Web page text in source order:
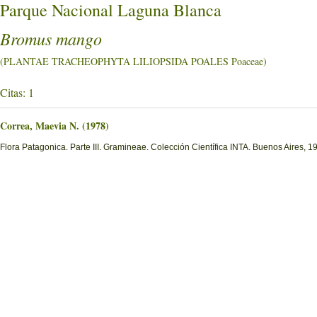
Parque Nacional Laguna Blanca
Bromus mango
(PLANTAE TRACHEOPHYTA LILIOPSIDA POALES Poaceae)
Citas: 1
Correa, Maevia N. (1978)
Flora Patagonica. Parte III. Gramineae. Colección Científica INTA. Buenos Aires,